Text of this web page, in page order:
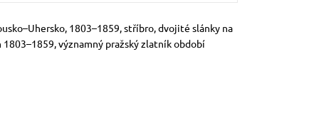
1803–1859, stříbro, dvojité slánky na
významný pražský zlatník období